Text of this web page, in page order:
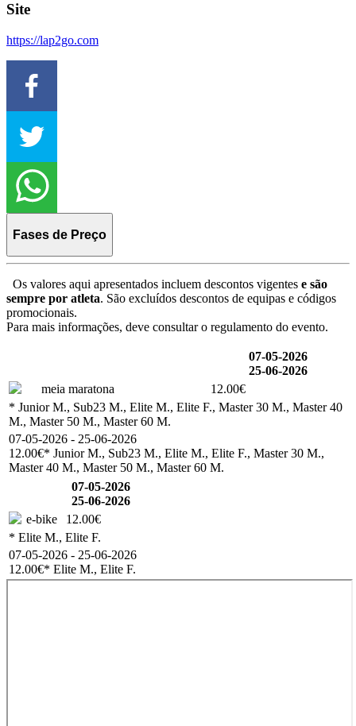
Site
https://lap2go.com
Fases de Preço
Os valores aqui apresentados incluem descontos vigentes e são
sempre por atleta. São excluídos descontos de equipas e códigos
promocionais.
Para mais informações, deve consultar o regulamento do evento.
07-05-2026
25-06-2026
meia maratona
12.00€
* Junior M., Sub23 M., Elite M., Elite F., Master 30 M., Master 40
M., Master 50 M., Master 60 M.
07-05-2026 - 25-06-2026
12.00€* Junior M., Sub23 M., Elite M., Elite F., Master 30 M.,
Master 40 M., Master 50 M., Master 60 M.
07-05-2026
25-06-2026
e-bike
12.00€
* Elite M., Elite F.
07-05-2026 - 25-06-2026
12.00€* Elite M., Elite F.